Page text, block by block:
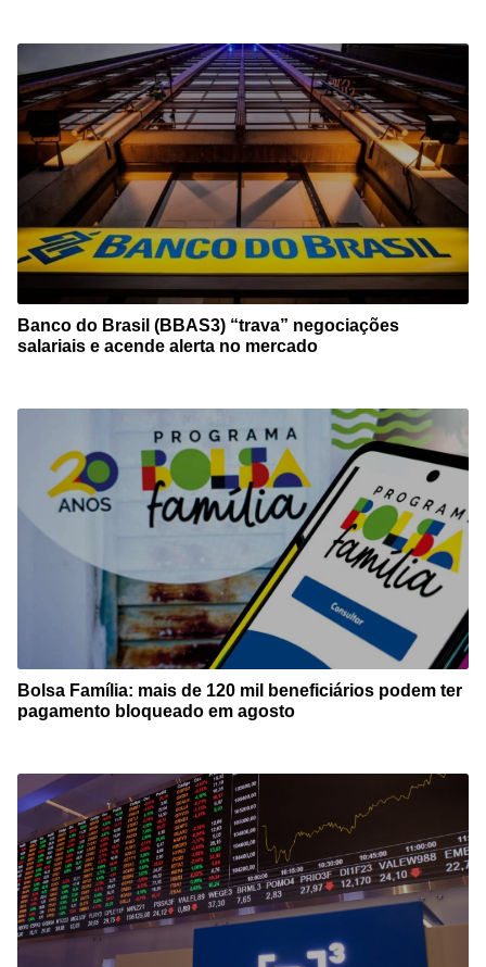
Banco do Brasil (BBAS3) “trava” negociações
salariais e acende alerta no mercado
Bolsa Família: mais de 120 mil beneficiários podem ter
pagamento bloqueado em agosto